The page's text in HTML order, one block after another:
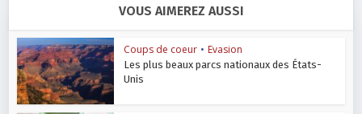
VOUS AIMEREZ AUSSI
Coups de coeur • Evasion
Les plus beaux parcs nationaux des États-
Unis